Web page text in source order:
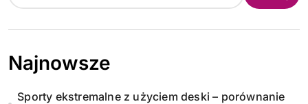
Najnowsze
Sporty ekstremalne z użyciem deski – porównanie